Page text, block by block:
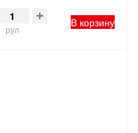
рул
В корзину